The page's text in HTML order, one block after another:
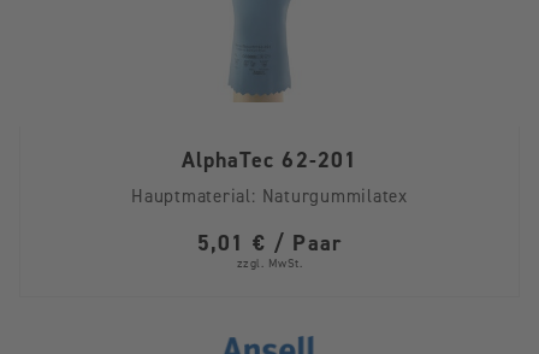
AlphaTec 62-201
Hauptmaterial: Naturgummilatex
5,01 € / Paar
zzgl. MwSt.